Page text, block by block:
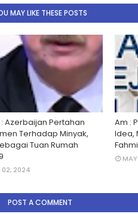
MAY LIKE THESE POSTS
Azerbaijan Pertahan
Terhadap Minyak,
Tuan Rumah
02, 2024
Am :
Idea,
Fahmi
POST A COMMENT